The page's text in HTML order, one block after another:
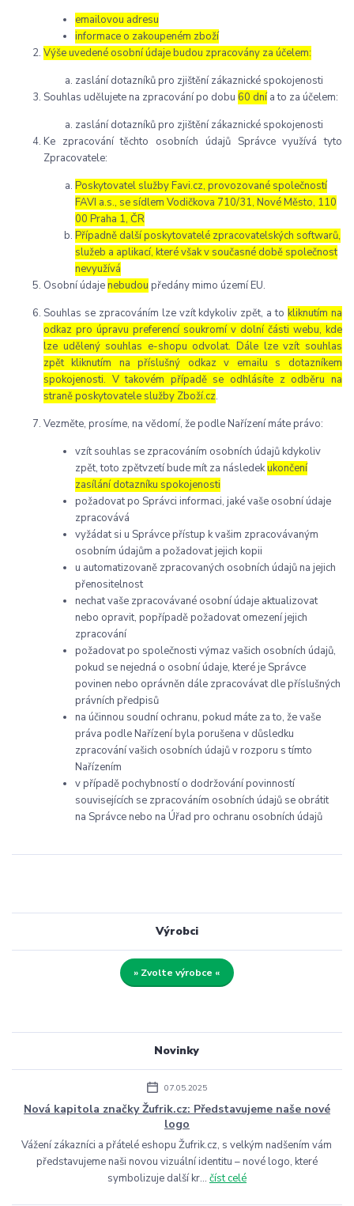
Novinky
07.05.2025
Nová kapitola značky Žufrik.cz: Představujeme naše nové
logo
Vážení zákazníci a přátelé eshopu Žufrik.cz, s velkým nadšením vám
představujeme naši novou vizuální identitu – nové logo, které
symbolizuje další kr... číst celé
Výrobci
» Zvolte výrobce «
emailovou adresu
informace o zakoupeném zboží
Výše uvedené osobní údaje budou zpracovány za účelem:
zaslání dotazníků pro zjištění zákaznické spokojenosti
Souhlas udělujete na zpracování po dobu 60 dnía to za účelem:
zaslání dotazníků pro zjištění zákaznické spokojenosti
Ke zpracování těchto osobních údajů Správce využívá tyto
Zpracovatele:
Poskytovatel služby Favi.cz, provozované společností
FAVI a.s., se sídlem Vodičkova 710/31, Nové Město, 110
00 Praha 1, ČR
Případně další poskytovatelé zpracovatelských softwarů,
služeb a aplikací, které však v současné době společnost
nevyužívá
Osobní údaje nebudou předány mimo území EU.
Souhlas se zpracováním lze vzít kdykoliv zpět, a to kliknutím na
odkaz pro úpravu preferencí soukromí v dolní části webu, kde
lze udělený souhlas e-shopu odvolat. Dále lze vzít souhlas
zpět kliknutím na příslušný odkaz v emailu s dotazníkem
spokojenosti. V takovém případě se odhlásíte z odběru na
straně poskytovatele služby Zboží.cz.
Vezměte, prosíme, na vědomí, že podle Nařízení máte právo:
vzít souhlas se zpracováním osobních údajů kdykoliv
zpět, toto zpětvzetí bude mít za následekukončení
zasílání dotazníku spokojenosti
požadovat po Správci informaci, jaké vaše osobní údaje
zpracovává
vyžádat si u Správce přístup k vašim zpracovávaným
osobním údajům a požadovat jejich kopii
u automatizovaně zpracovaných osobních údajů na jejich
přenositelnost
nechat vaše zpracovávané osobní údaje aktualizovat
nebo opravit, popřípadě požadovat omezení jejich
zpracování
požadovat po společnosti výmaz vašich osobních údajů,
pokud se nejedná o osobní údaje, které je Správce
povinen nebo oprávněn dále zpracovávat dle příslušných
právních předpisů
na účinnou soudní ochranu, pokud máte za to, že vaše
práva podle Nařízení byla porušena v důsledku
zpracování vašich osobních údajů v rozporu s tímto
Nařízením
v případě pochybností o dodržování povinností
souvisejících se zpracováním osobních údajů se obrátit
na Správce nebo na Úřad pro ochranu osobních údajů